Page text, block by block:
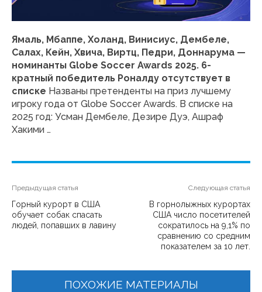
Ямаль, Мбаппе, Холанд, Винисиус, Дембеле,
Салах, Кейн, Хвича, Виртц, Педри, Доннарума —
номинанты Globe Soccer Awards 2025. 6-
кратный победитель Роналду отсутствует в
списке Названы претенденты на приз лучшему
игроку года от Globe Soccer Awards. В списке на
2025 год: Усман Дембеле, Дезире Дуэ, Ашраф
Хакими …
Предыдущая статья
Горный курорт в США
обучает собак спасать
людей, попавших в лавину
Следующая статья
В горнолыжных курортах
США число посетителей
сократилось на 9,1% по
сравнению со средним
показателем за 10 лет.
ПОХОЖИЕ МАТЕРИАЛЫ